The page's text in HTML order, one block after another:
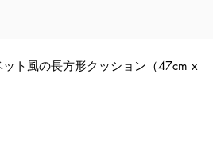
ト風の長方形クッション（47cm x